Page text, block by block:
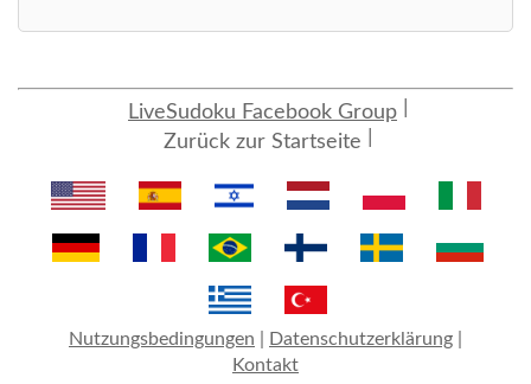
LiveSudoku Facebook Group
Zurück zur Startseite
Nutzungsbedingungen Datenschutzerklärung
Kontakt